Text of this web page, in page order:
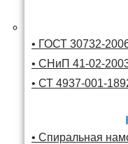
• ГОСТ 30732-
• СНиП 41-02-
• СТ 4937-001-
• Спиральная